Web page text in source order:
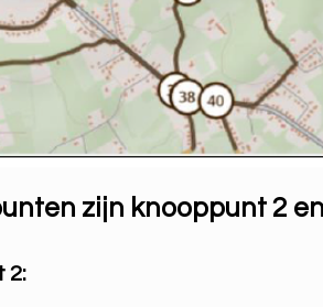
zijn knooppunt 2
2: